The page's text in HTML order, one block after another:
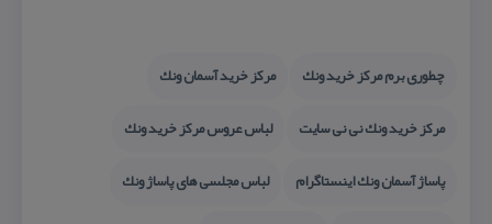
چطوری برم مركز خرید ونك
مركز خرید آسمان ونك
مركز خرید ونك نی نی سایت
لباس عروس مركز خرید ونك
پاساژ آسمان ونك اینستاگرام
لباس مجلسی های پاساژ ونك